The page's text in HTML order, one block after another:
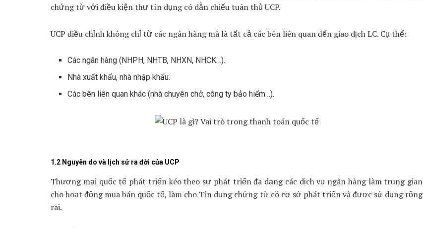
chứng từ với điều kiện thư tín dụng có dẫn chiếu tuân thủ UCP.
UCP điều chỉnh không chỉ từ các ngân hàng mà là tất cả các bên liên quan đến giao dịch LC. Cụ thể:
Các ngân hàng (NHPH, NHTB, NHXN, NHCK…).
Nhà xuất khẩu, nhà nhập khẩu.
Các bên liên quan khác (nhà chuyên chở, công ty bảo hiểm…).
1.2 Nguyên do và lịch sử ra đời của UCP
Thương mại quốc tế phát triển kéo theo sự phát triển đa dạng các dịch vụ ngân hàng làm trung gian
cho hoạt động mua bán quốc tế, làm cho Tín dụng chứng từ có cơ sở phát triển và được sử dụng rộng
rãi.